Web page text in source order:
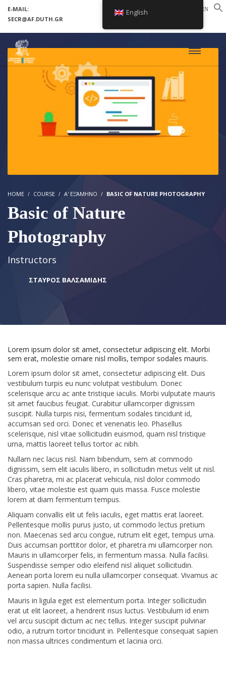
E-MAIL:
SECR@AF.DUTH.GR
LOGIN
HOME COURSE Α' ΕΞΆΜΗΝΟ BASIC OF NATURE PHOTOGRAPHY
Basic of Nature
Photography
Instructors
ΣΤΑΥΡΟΣ ΒΑΛΣΑΜΙΔΗΣ
Lorem ipsum dolor sit amet, consectetur adipiscing elit. Morbi
sem erat, molestie ornare nisl mollis, tempor sodales mauris.
Lorem ipsum dolor sit amet, consectetur adipiscing elit. Duis
vestibulum turpis eu nunc volutpat vestibulum. Donec
scelerisque arcu ac ante tristique iaculis. Morbi vulputate mauris
sit amet faucibus feugiat. Curabitur ullamcorper dignissim
suscipit. Nulla turpis nisi, fermentum sodales tincidunt id,
accumsan sed orci. Donec et venenatis leo. Phasellus
scelerisque, nisl vitae sollicitudin euismod, quam nisl tristique
urna, mattis laoreet tellus tortor ac nibh.
Nullam nec lacus nisl. Nam bibendum, sem at commodo
dignissim, sem elit iaculis libero, in sollicitudin metus velit ut nisl.
Cras pharetra, mi ac placerat vehicula, nisl dolor commodo
libero, vitae molestie est quam quis massa. Fusce molestie
lorem at diam fermentum tempus.
Aliquam convallis elit ut felis iaculis, eget mattis erat laoreet.
Pellentesque mollis purus justo, ut commodo lectus pretium
non. Maecenas sed arcu congue, rutrum elit eget, tempus urna.
Duis accumsan porttitor dolor, et pharetra mi ullamcorper non.
Mauris in ullamcorper felis, in fermentum massa. Nulla facilisi.
Suspendisse semper odio eleifend nisl aliquet sollicitudin.
Aenean porta lorem eu nulla ullamcorper consequat. Vivamus ac
porta sapien. Nulla facilisi.
Mauris in ligula eget est elementum porta. Integer sollicitudin
erat ut elit laoreet, a hendrerit risus luctus. Vestibulum id enim
vel arcu suscipit dictum ac nec tellus. Integer suscipit pulvinar
odio, a rutrum tortor tincidunt in. Pellentesque consequat sapien
non massa ultrices condimentum et lacinia orci.
English